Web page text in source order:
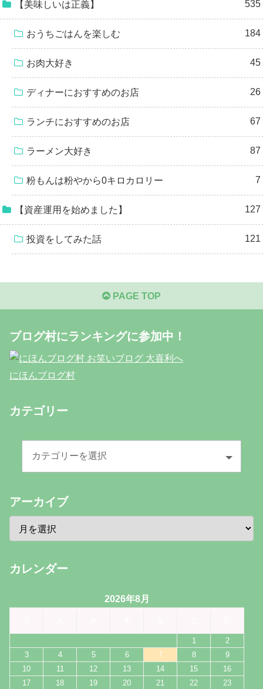
【美味しいは正義】 535
おうちごはんを楽しむ 184
お肉大好き 45
ディナーにおすすめのお店 26
ランチにおすすめのお店 67
ラーメン大好き 87
粉もんは粉やから0キロカロリー 7
【資産運用を始めました】 127
投資をしてみた話 121
PAGE TOP
ブログ村にランキングに参加中！
にほんブログ村
カテゴリー
アーカイブ
カレンダー
2026年8月
1
2
3
4 5 6 7 8
9
10
11 12 13 14 15
16
17
18 19 20 21 22 23